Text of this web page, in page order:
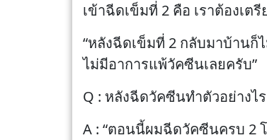
เข้าฉีดเข็มที่ 2 คือ เราต้องเต
“หลังฉีดเข็มที่ 2 กลับมาบ้านก็
ไม่มีอาการแพ้วัคซีนเลยครับ”
Q : หลังฉีดวัคซีนทำตัวอย่างไร
A : “ตอนนี้ผมฉีดวัคซีนครบ 2